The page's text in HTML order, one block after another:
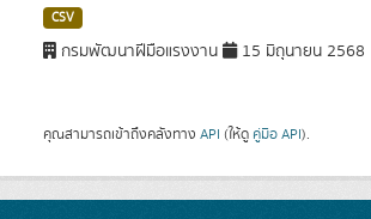
CSV
กรมพัฒนาฝีมือแรงงาน 15 มิถุนายน 2568
คุณสามารถเข้าถึงคลังทาง API (ให้ดู คู่มือ API).